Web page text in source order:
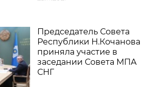
Председатель Совета
Республики Н.Кочанова
приняла участие в
заседании Совета МПА
СНГ